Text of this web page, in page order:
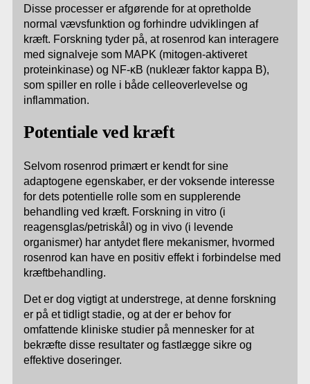
Disse processer er afgørende for at opretholde
normal vævsfunktion og forhindre udviklingen af
kræft. Forskning tyder på, at rosenrod kan interagere
med signalveje som MAPK (mitogen-aktiveret
proteinkinase) og NF-κB (nukleær faktor kappa B),
som spiller en rolle i både celleoverlevelse og
inflammation.
Potentiale ved kræft
Selvom rosenrod primært er kendt for sine
adaptogene egenskaber, er der voksende interesse
for dets potentielle rolle som en supplerende
behandling ved kræft. Forskning in vitro (i
reagensglas/petriskål) og in vivo (i levende
organismer) har antydet flere mekanismer, hvormed
rosenrod kan have en positiv effekt i forbindelse med
kræftbehandling.
Det er dog vigtigt at understrege, at denne forskning
er på et tidligt stadie, og at der er behov for
omfattende kliniske studier på mennesker for at
bekræfte disse resultater og fastlægge sikre og
effektive doseringer.